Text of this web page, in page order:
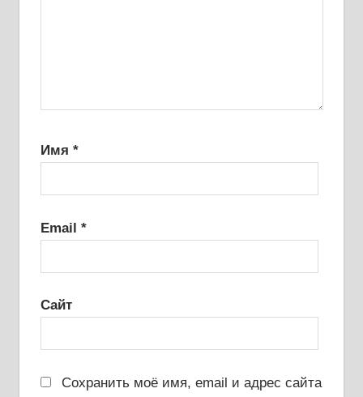
Имя *
Email *
Сайт
Сохранить моё имя, email и адрес сайта